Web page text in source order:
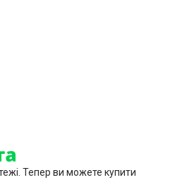
Тепер ви можете купити